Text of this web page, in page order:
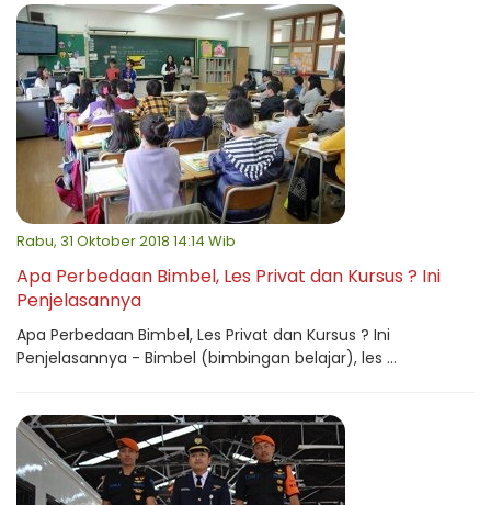
Rabu, 31 Oktober 2018 14:14 Wib
Apa Perbedaan Bimbel, Les Privat dan Kursus ? Ini
Penjelasannya
Apa Perbedaan Bimbel, Les Privat dan Kursus ? Ini
Penjelasannya - Bimbel (bimbingan belajar), les ...